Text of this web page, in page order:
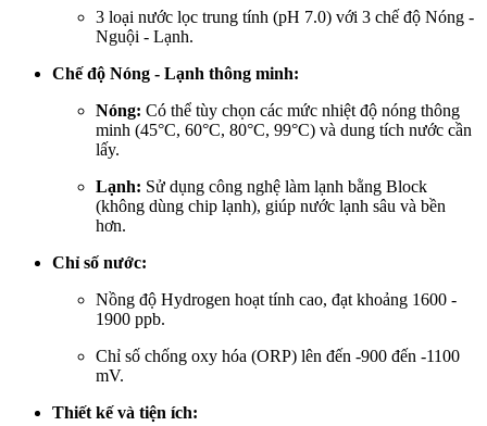
3 loại nước lọc trung tính (pH 7.0) với 3 chế độ Nóng -
Nguội - Lạnh.
Chế độ Nóng - Lạnh thông minh:
Nóng: Có thể tùy chọn các mức nhiệt độ nóng thông
minh (45°C, 60°C, 80°C, 99°C) và dung tích nước cần
lấy.
Lạnh: Sử dụng công nghệ làm lạnh bằng Block
(không dùng chip lạnh), giúp nước lạnh sâu và bền
hơn.
Chỉ số nước:
Nồng độ Hydrogen hoạt tính cao, đạt khoảng 1600 -
1900 ppb.
Chỉ số chống oxy hóa (ORP) lên đến -900 đến -1100
mV.
Thiết kế và tiện ích: